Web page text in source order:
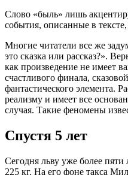
Слово «быль» лишь
события, описанные в
Многие читатели все же
это сказка или рассказ?».
как произведение не имеет
счастливого финала,
фантастического элемента.
реализму и имеет все
случая. Такие феномены
Спустя 5 лет
Сегодня льву уже более пяти
225 кг. На его фоне такса